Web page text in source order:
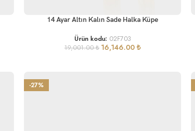
SEPETE EKLE14 Ayar Altın Kalın Sade Halka Küpe
Ürün kodu: 02F703
19,001.00₺ 16,146.00 ₺
-27%